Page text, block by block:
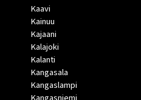
Kaavi
Kainuu
Kajaani
Kalajoki
Kalanti
Kangasala
Kangaslampi